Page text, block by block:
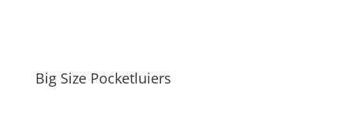
Big Size Pocketluiers